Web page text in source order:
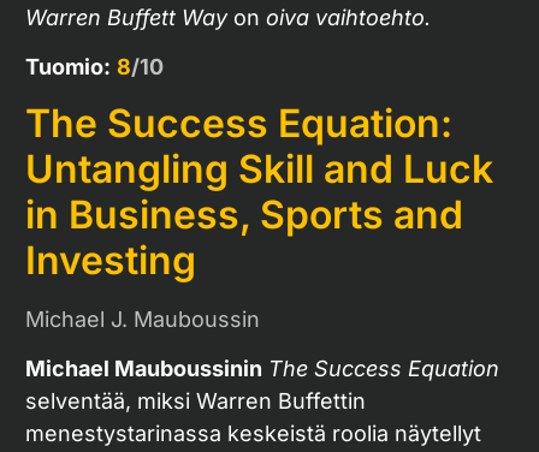
Warren Buffett Wayon oiva vaihtoehto.
Tuomio: 8/10
The Success Equation:
Untangling Skill and Luck
in Business, Sports and
Investing
Michael J. Mauboussin
Michael Mauboussinin The Success Equation
selventää, miksi Warren Buffettin
menestystarinassa keskeistä roolia näytellyt